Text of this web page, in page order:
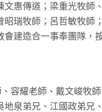
惠傳道；梁重光牧
瑞牧師；呂哲敏牧
建造合一事奉團隊，
容耀老師、戴文峻牧
泉弟兄、江國政弟